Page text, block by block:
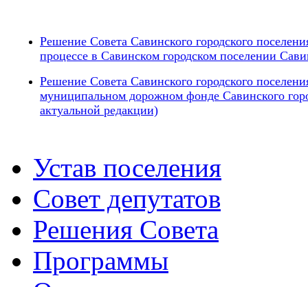
Решение Совета Савинского городского
процессе в Савинском городском поселении
Решение Совета Савинского городского
муниципальном дорожном фонде Савинского
актуальной редакции)
Устав поселения
Совет депутатов
Решения Совета
Программы